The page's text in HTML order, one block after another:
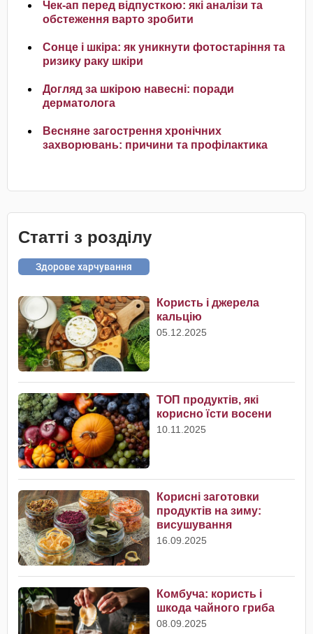
Чек-ап перед відпусткою: які аналізи та
обстеження варто зробити
Сонце і шкіра: як уникнути фотостаріння та
ризику раку шкіри
Догляд за шкірою навесні: поради
дерматолога
Весняне загострення хронічних
захворювань: причини та профілактика
Статті з розділу
Здорове харчування
Користь і джерела
кальцію
05.12.2025
ТОП продуктів, які
корисно їсти восени
10.11.2025
Корисні заготовки
продуктів на зиму:
висушування
16.09.2025
Комбуча: користь і
шкода чайного гриба
08.09.2025